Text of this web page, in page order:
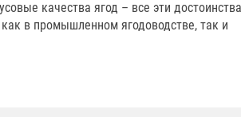
качества ягод – все эти достоинства
в промышленном ягодоводстве, так и